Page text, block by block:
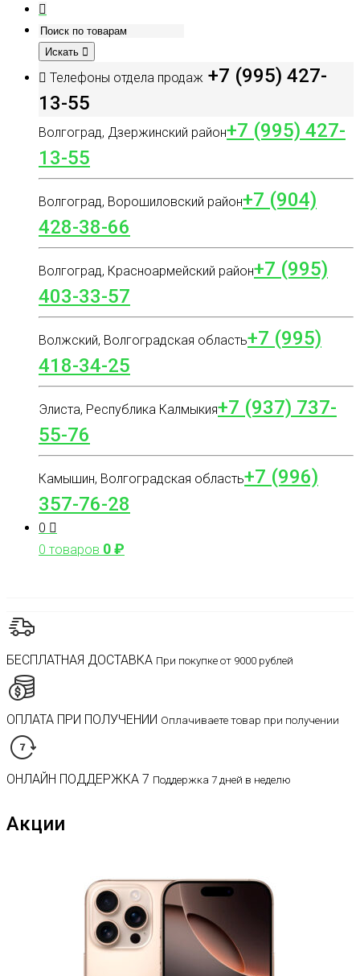
Искать
Телефоны отдела продаж +7 (995) 427-
13-55
Волгоград, Дзержинский район+7 (995) 427-
13-55
Волгоград, Ворошиловский район+7 (904)
428-38-66
Волгоград, Красноармейский район+7 (995)
403-33-57
Волжский, Волгоградская область+7 (995)
418-34-25
Элиста, Республика Калмыкия+7 (937) 737-
55-76
Камышин, Волгоградская область+7 (996)
357-76-28
0
0 товаров 0₽
БЕСПЛАТНАЯ ДОСТАВКА При покупке от 9000 рублей
ОПЛАТА ПРИ ПОЛУЧЕНИИ Оплачиваете товар при получении
ОНЛАЙН ПОДДЕРЖКА 7 Поддержка 7 дней в неделю
Акции